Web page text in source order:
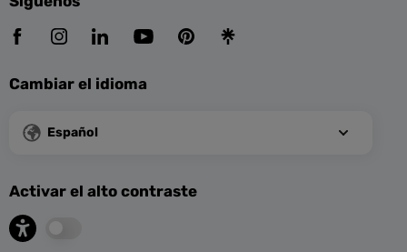
Cambiar el idioma
Español
Activar el alto contraste